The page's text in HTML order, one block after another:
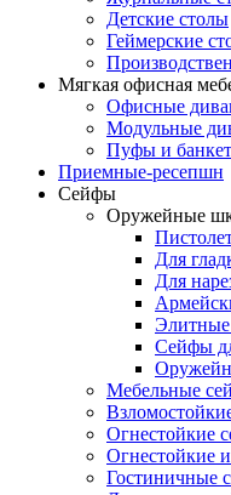
Детские столы
Геймерские
Мягкая офисная
Офисные
Модульные
Пуфы и
Приемные-ресепшн
Сейфы
Оружейные
Для
Для
Сейфы
Мебельные
Огнестойкие
Огнестойкие
Гостиничные